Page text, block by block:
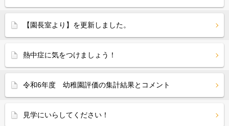
【園長室より】を更新しました。
熱中症に気をつけましょう！
令和6年度 幼稚園評価の集計結果とコメント
見学にいらしてください！